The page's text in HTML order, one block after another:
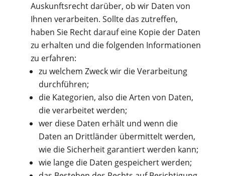
Auskunftsrecht darüber, ob wir Daten von
Ihnen verarbeiten. Sollte das zutreffen,
haben Sie Recht darauf eine Kopie der Daten
zu erhalten und die folgenden Informationen
zu erfahren:
zu welchem Zweck wir die Verarbeitung
durchführen;
die Kategorien, also die Arten von Daten,
die verarbeitet werden;
wer diese Daten erhält und wenn die
Daten an Drittländer übermittelt werden,
wie die Sicherheit garantiert werden kann;
wie lange die Daten gespeichert werden;